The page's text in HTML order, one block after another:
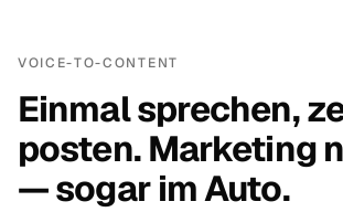
VOICE-TO-CONTENT
Einmal sprechen,
posten. Marketing
— sogar im Auto.